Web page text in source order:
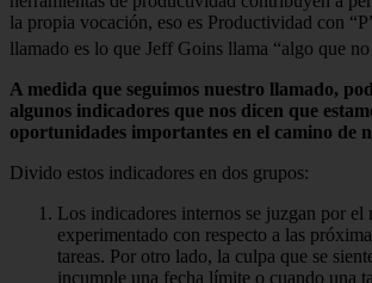
la propia vocación, eso es Productividad con
llamado es lo que Jeff Goins llama “algo que
A medida que seguimos nuestro llamado,
algunos indicadores que nos dicen que
oportunidades importantes en el camino de
Divido estos indicadores en dos grupos:
Los indicadores internos se juzgan por el
experimentado con respecto a las
tareas. Por otro lado, la culpa que se
incumple una fecha límite o cuando una